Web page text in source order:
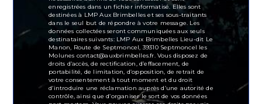
enregistrées dans un fichier informatisé. Elles sont
destinées à LMP Aux Brimbelles et ses sous-traitants
dans le seul but de répondre à votre message. Les
données collectées seront communiquées aux seuls
destinataires suivants: LMP Aux Brimbelles Lieu-dit Le
Manon, Route de Septmoncel, 39310 Septmoncel les
Molunes contact@auxbrimbelles.fr. Vous disposez de
droits d’accès, de rectification, d’effacement, de
portabilité, de limitation, d’opposition, de retrait de
votre consentement à tout moment et du droit
d’introduire une réclamation auprès d’une autorité de
contrôle, ainsi que d’organiser le sort de vos données